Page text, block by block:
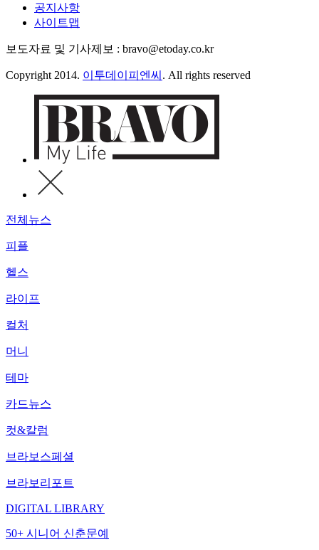
공지사항
사이트맵
보도자료 및 기사제보 : bravo@etoday.co.kr
Copyright 2014. 이투데이피엔씨 . All rights reserved
전체뉴스
피플
헬스
라이프
컬처
머니
테마
카드뉴스
컷&칼럼
브라보스페셜
브라보리포트
DIGITAL LIBRARY
50+ 시니어 신춘문예